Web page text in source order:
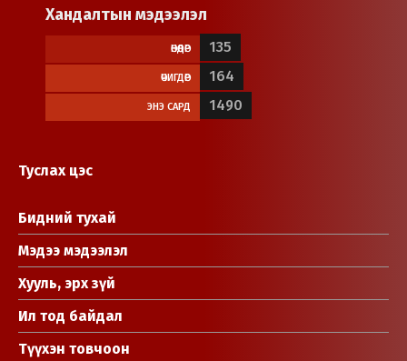
Хандалтын мэдээлэл
ӨНӨӨДӨР 135
ӨЧИГДӨР 164
ЭНЭ САРД 1490
Туслах цэс
Бидний тухай
Мэдээ мэдээлэл
Хууль, эрх зүй
Ил тод байдал
Түүхэн товчоон